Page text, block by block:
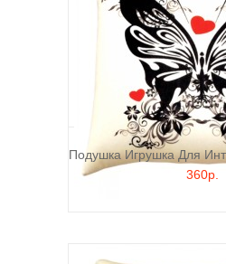
Подушка Игрушка Для
360р.